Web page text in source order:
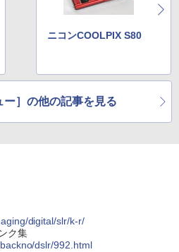
ニコンCOOLPIX S80
ー］の他の記事を見る
digital/slr/k-r/
ク集
dslr/992.html